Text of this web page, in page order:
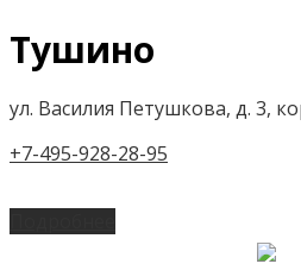
Тушино
ул. Василия Петушкова, д. 3,
+7-495-928-28-95